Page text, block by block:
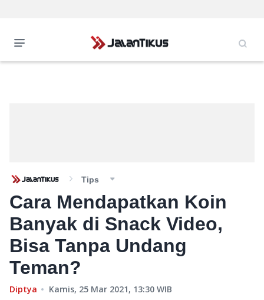
Tips
Cara Mendapatkan Koin
Banyak di Snack Video,
Bisa Tanpa Undang
Teman?
Diptya Kamis, 25 Mar 2021, 13:30 WIB